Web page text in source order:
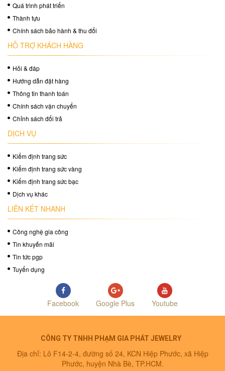
Quá trình phát triển
Thành tựu
Chính sách bảo hành & thu đổi
HỖ TRỢ KHÁCH HÀNG
Hỏi & đáp
Hướng dẫn đặt hàng
Thông tin thanh toán
Chính sách vận chuyển
Chỉnh sách đổi trả
DỊCH VỤ
Kiểm định trang sức
Kiểm định trang sức vàng
Kiểm định trang sức bạc
Dịch vụ khác
LIÊN KẾT NHANH
Công nghệ gia công
Tin khuyến mãi
Tin tức pgp
Tuyển dụng
Facebook Google Plus Youtube
CÔNG TY TNHH PHẠM GIA PHÁT JEWELRY
Địa chỉ: Lô F14-2-4, đường số 24, KCN Hiệp Phước, xã Hiệp
Phước, huyện Nhà Bè, TP.HCM.